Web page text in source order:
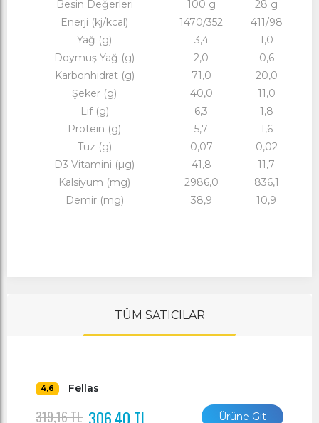
Besin Değerleri
100 g
28 g
Enerji (kj/kcal)
1470/352
411/98
Yağ (g)
3,4
1,0
Doymuş Yağ (g)
2,0
0,6
Karbonhidrat (g)
71,0
20,0
Şeker (g)
40,0
11,0
Lif (g)
6,3
1,8
Protein (g)
5,7
1,6
Tuz (g)
0,07
0,02
D3 Vitamini (µg)
41,8
11,7
Kalsiyum (mg)
2986,0
836,1
Demir (mg)
38,9 10,9
TÜM SATICILAR
4,6 Fellas
319,16 TL 306,40 TL Ürüne Git